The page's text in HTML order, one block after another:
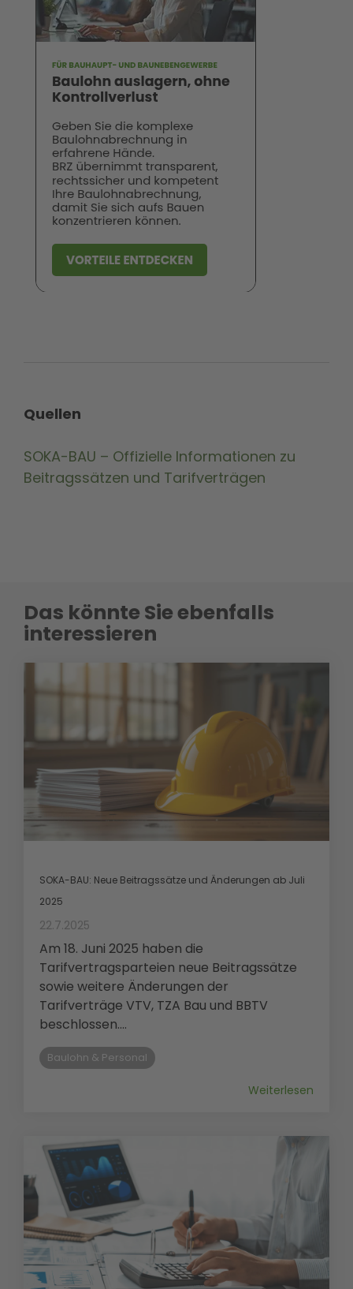
Quellen
SOKA-BAU – Offizielle Informationen zu
Beitragssätzen und Tarifverträgen
Das könnte Sie ebenfalls
interessieren
SOKA-BAU: Neue Beitragssätze und Änderungen ab Juli
2025
22.7.2025
Am 18. Juni 2025 haben die
Tarifvertragsparteien neue Beitragssätze
sowie weitere Änderungen der
Tarifverträge VTV, TZA Bau und BBTV
beschlossen....
Baulohn & Personal
Weiterlesen